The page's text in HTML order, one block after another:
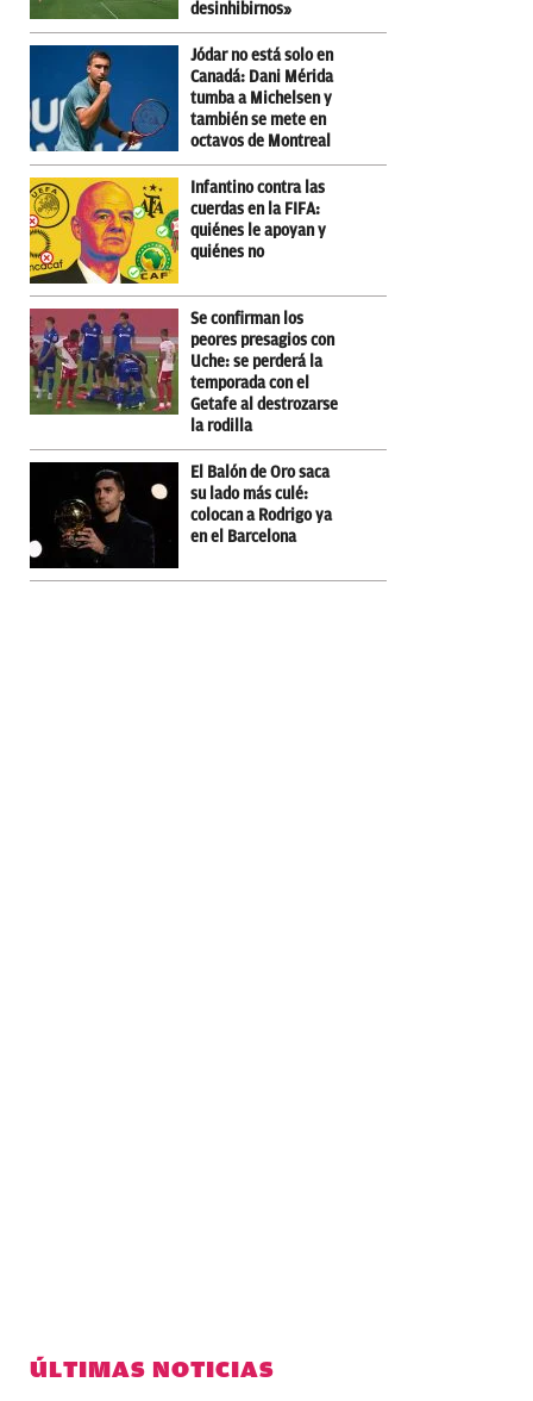
desinhibirnos»
Jódar no está solo en
Canadá: Dani Mérida
tumba a Michelsen y
también se mete en
octavos de Montreal
Infantino contra las
cuerdas en la FIFA:
quiénes le apoyan y
quiénes no
Se confirman los
peores presagios con
Uche: se perderá la
temporada con el
Getafe al destrozarse
la rodilla
El Balón de Oro saca
su lado más culé:
colocan a Rodrigo ya
en el Barcelona
ÚLTIMAS NOTICIAS